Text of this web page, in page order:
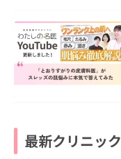
最新クリニック